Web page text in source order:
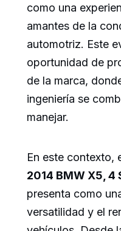
como una
amantes de la
automotriz. Este
oportunidad de
de la marca,
ingeniería se
manejar.
En este contexto,
2014 BMW X5, 4
presenta como
versatilidad y el